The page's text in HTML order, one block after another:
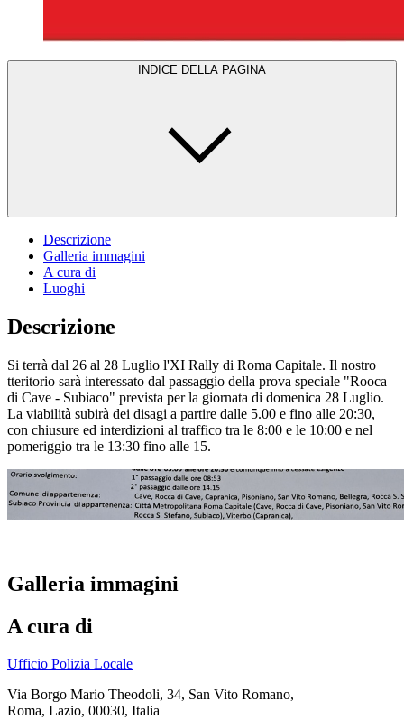
INDICE DELLA PAGINA
Descrizione
Galleria immagini
A cura di
Luoghi
Descrizione
Si terrà dal 26 al 28 Luglio l'XI Rally di Roma Capitale. Il nostro
tteritorio sarà interessato dal passaggio della prova speciale "Rooca
di Cave - Subiaco" prevista per la giornata di domenica 28 Luglio.
La viabilità subirà dei disagi a partire dalle 5.00 e fino alle 20:30,
con chiusure ed interdizioni al traffico tra le 8:00 e le 10:00 e nel
pomeriggio tra le 13:30 fino alle 15.
Galleria immagini
A cura di
Ufficio Polizia Locale
Via Borgo Mario Theodoli, 34, San Vito Romano,
Roma, Lazio, 00030, Italia